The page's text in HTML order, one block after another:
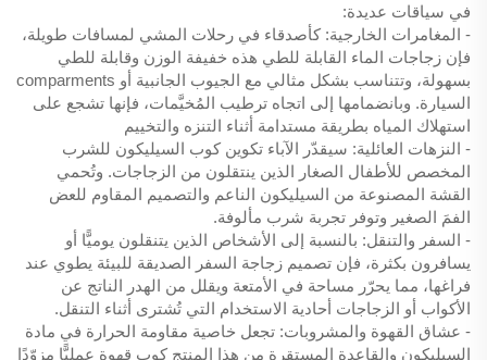
في سياقات عديدة:
- المغامرات الخارجية: كأصدقاء في رحلات المشي لمسافات طويلة،
فإن زجاجات الماء القابلة للطي هذه خفيفة الوزن وقابلة للطي
بسهولة، وتتناسب بشكل مثالي مع الجيوب الجانبية أو comparments
السيارة. وبانضمامها إلى اتجاه ترطيب المُخيَّمات، فإنها تشجع على
استهلاك المياه بطريقة مستدامة أثناء التنزه والتخييم
- النزهات العائلية: سيقدّر الآباء تكوين كوب السيليكون للشرب
المخصص للأطفال الصغار الذين ينتقلون من الزجاجات. وتُحمي
القشة المصنوعة من السيليكون الناعم والتصميم المقاوم للعض
الفمَ الصغير وتوفر تجربة شرب مألوفة.
- السفر والتنقل: بالنسبة إلى الأشخاص الذين يتنقلون يوميًّا أو
يسافرون بكثرة، فإن تصميم زجاجة السفر الصديقة للبيئة يطوي عند
فراغها، مما يحرّر مساحة في الأمتعة ويقلل من الهدر الناتج عن
الأكواب أو الزجاجات أحادية الاستخدام التي تُشترى أثناء التنقل.
- عشاق القهوة والمشروبات: تجعل خاصية مقاومة الحرارة في مادة
السيليكون والقاعدة المستقرة من هذا المنتج كوب قهوة عمليًّا مزوّدًا